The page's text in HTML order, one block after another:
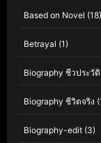
Based on Novel (18)
Betrayal (1)
Biography ชีวประวั
Biography ชีวิตจริง
Biography-edit (3)